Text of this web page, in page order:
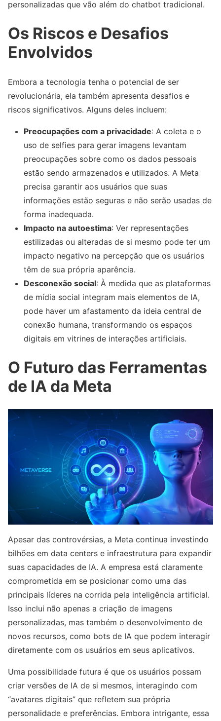
personalizadas que vão além do chatbot tradicional.
Os Riscos e Desafios
Envolvidos
Embora a tecnologia tenha o potencial de ser
revolucionária, ela também apresenta desafios e
riscos significativos. Alguns deles incluem:
Preocupações com a privacidade: A coleta e o
uso de selfies para gerar imagens levantam
preocupações sobre como os dados pessoais
estão sendo armazenados e utilizados. A Meta
precisa garantir aos usuários que suas
informações estão seguras e não serão usadas de
forma inadequada.
Impacto na autoestima: Ver representações
estilizadas ou alteradas de si mesmo pode ter um
impacto negativo na percepção que os usuários
têm de sua própria aparência.
Desconexão social: À medida que as plataformas
de mídia social integram mais elementos de IA,
pode haver um afastamento da ideia central de
conexão humana, transformando os espaços
digitais em vitrines de interações artificiais.
O Futuro das Ferramentas
de IA da Meta
Apesar das controvérsias, a Meta continua investindo
bilhões em data centers e infraestrutura para expandir
suas capacidades de IA. A empresa está claramente
comprometida em se posicionar como uma das
principais líderes na corrida pela inteligência artificial.
Isso inclui não apenas a criação de imagens
personalizadas, mas também o desenvolvimento de
novos recursos, como bots de IA que podem interagir
diretamente com os usuários em seus aplicativos.
Uma possibilidade futura é que os usuários possam
criar versões de IA de si mesmos, interagindo com
“avatares digitais” que refletem sua própria
personalidade e preferências. Embora intrigante, essa